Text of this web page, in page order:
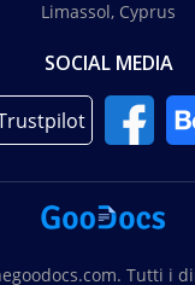
Limassol, Cyprus
SOCIAL MEDIA
Tutti i